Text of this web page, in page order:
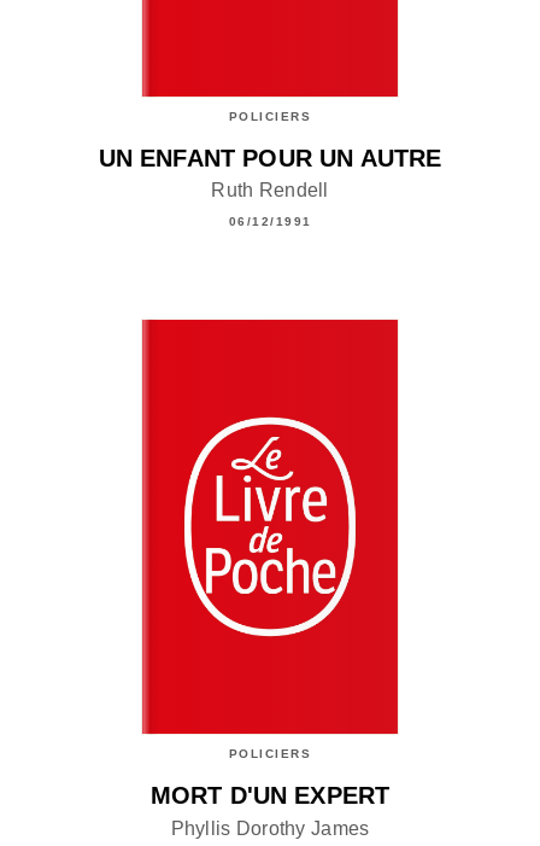
POLICIERS
UN ENFANT POUR UN AUTRE
Ruth Rendell
06/12/1991
POLICIERS
MORT D'UN EXPERT
Phyllis Dorothy James